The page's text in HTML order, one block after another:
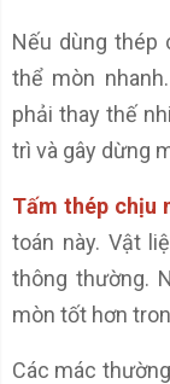
Nếu dùng thép
thể mòn
phải thay thế
trì và gây dừng
Tấm thép chịu
toán này. Vật
thông thường.
mòn tốt hơn
Các mác